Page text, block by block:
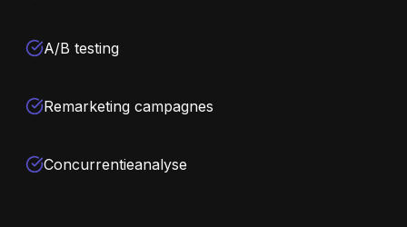
A/B testing
Remarketing campagnes
Concurrentieanalyse